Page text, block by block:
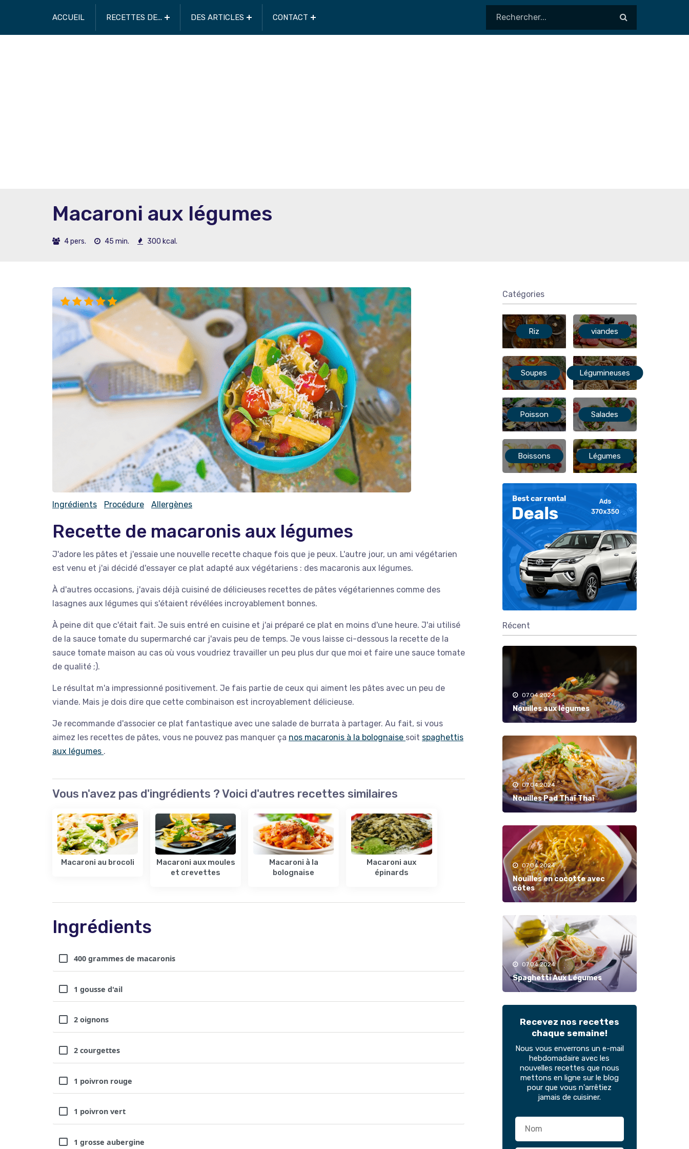
ACCUEIL RECETTES DE... DES ARTICLES CONTACT
Macaroni aux légumes
4 pers. 45 min. 300 kcal.
Ingrédients Procédure Allergènes
Recette de macaronis aux légumes
J'adore les pâtes et j'essaie une nouvelle recette chaque fois que je peux. L'autre jour, un ami végétarien
est venu et j'ai décidé d'essayer ce plat adapté aux végétariens : des macaronis aux légumes.
À d'autres occasions, j'avais déjà cuisiné de délicieuses recettes de pâtes végétariennes comme des
lasagnes aux légumes qui s'étaient révélées incroyablement bonnes.
À peine dit que c'était fait. Je suis entré en cuisine et j'ai préparé ce plat en moins d'une heure. J'ai utilisé
de la sauce tomate du supermarché car j'avais peu de temps. Je vous laisse ci-dessous la recette de la
sauce tomate maison au cas où vous voudriez travailler un peu plus dur que moi et faire une sauce tomate
de qualité ;).
Le résultat m'a impressionné positivement. Je fais partie de ceux qui aiment les pâtes avec un peu de
viande. Mais je dois dire que cette combinaison est incroyablement délicieuse.
Je recommande d'associer ce plat fantastique avec une salade de burrata à partager. Au fait, si vous
aimez les recettes de pâtes, vous ne pouvez pas manquer ça nos macaronis à la bolognaise soit spaghettis
aux légumes .
Vous n'avez pas d'ingrédients ? Voici d'autres recettes similaires
Macaroni au brocoli
Macaroni aux moules
et crevettes
Macaroni à la
bolognaise
Macaroni aux
épinards
Ingrédients
400 grammes de macaronis
1 gousse d'ail
2 oignons
2 courgettes
1 poivron rouge
1 poivron vert
1 grosse aubergine
Catégories
Riz viandes
Soupes Légumineuses
Poisson Salades
Boissons Légumes
Récent
07.04.2024
Nouilles aux légumes
07.04.2024
Nouilles Pad Thaï Thaï
07.04.2024
Nouilles en cocotte avec
côtes
07.04.2024
Spaghetti Aux Légumes
Recevez nos recettes
chaque semaine!
Nous vous enverrons un e-mail
hebdomadaire avec les
nouvelles recettes que nous
mettons en ligne sur le blog
pour que vous n'arrêtiez
jamais de cuisiner.